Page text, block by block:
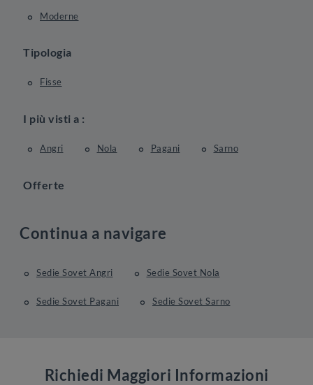
Moderne
Tipologia
Fisse
I più visti a :
Angri Nola Pagani Sarno
Offerte
Continua a navigare
Sedie Sovet Angri Sedie Sovet Nola
Sedie Sovet Pagani Sedie Sovet Sarno
Richiedi Maggiori Informazioni